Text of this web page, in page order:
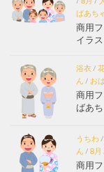
ばあち
商用
イラ
浴衣/
ん / お
商用
ばあ
うちわ/
ん / 8月
商用